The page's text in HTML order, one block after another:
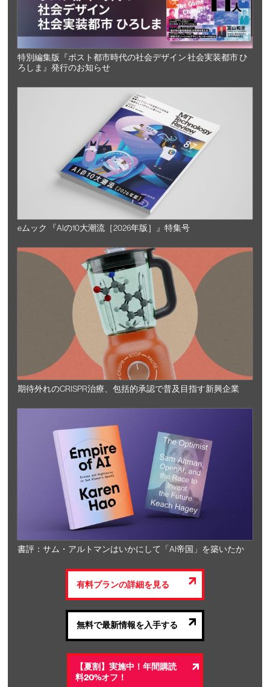
特別編集版『ポスト都市時代の社会デザイン 社会実装都市 ひ
ろしま』発行のお知らせ
eムック 『AIの10大潮流［2026年版］』特集号
期待外れのCRISPR治療、包括的承認で普及目指す新興企業
書評：サム・アルトマンはいかにして「AI帝国」を築いたか
有料プランの詳細を見る
無料で最新情報を入手する
【夏割】実施中！年間購読
料20%オフ！